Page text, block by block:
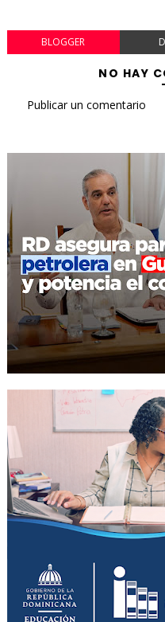
BLOGGER
NO HAY
Publicar un comentario